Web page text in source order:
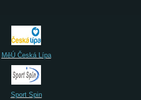
MěÚ Česká Lípa
Sport Spin